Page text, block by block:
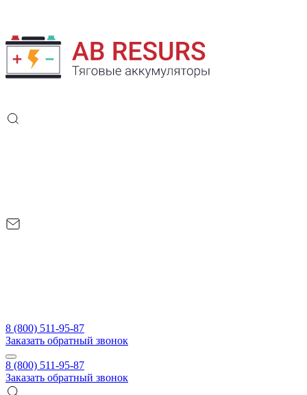
8 (800) 511-95-87
Заказать обратный звонок
8 (800) 511-95-87
Заказать обратный звонок